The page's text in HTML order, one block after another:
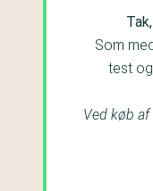
Som
test
Ved køb